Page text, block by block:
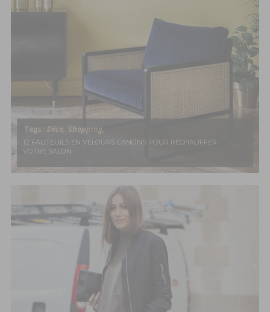
Tags : Déco, Shopping,
12 FAUTEUILS EN VELOURS CANONS POUR RÉCHAUFFER
VOTRE SALON